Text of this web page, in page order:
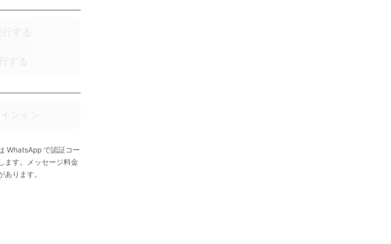
する
する
ンイン
WhatsApp で認証コー
ます。メッセージ料金
ります。